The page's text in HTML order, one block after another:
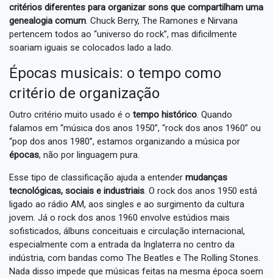
critérios diferentes para organizar sons que compartilham uma
genealogia comum . Chuck Berry, The Ramones e Nirvana
pertencem todos ao “universo do rock”, mas dificilmente
soariam iguais se colocados lado a lado.
Épocas musicais: o tempo como
critério de organização
Outro critério muito usado é o tempo histórico. Quando
falamos em “música dos anos 1950”, “rock dos anos 1960” ou
“pop dos anos 1980”, estamos organizando a música por
épocas, não por linguagem pura.
Esse tipo de classificação ajuda a entender mudanças
tecnológicas, sociais e industriais. O rock dos anos 1950 está
ligado ao rádio AM, aos singles e ao surgimento da cultura
jovem. Já o rock dos anos 1960 envolve estúdios mais
sofisticados, álbuns conceituais e circulação internacional,
especialmente com a entrada da Inglaterra no centro da
indústria, com bandas como The Beatles e The Rolling Stones.
Nada disso impede que músicas feitas na mesma época soem